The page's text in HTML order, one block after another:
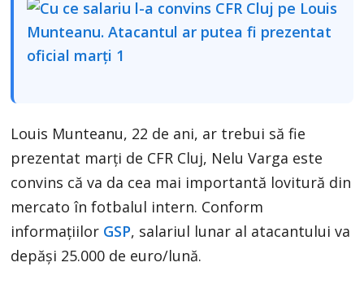
Louis Munteanu, 22 de ani, ar trebui să fie
prezentat marți de CFR Cluj, Nelu Varga este
convins că va da cea mai importantă lovitură din
mercato în fotbalul intern. Conform
informațiilor GSP, salariul lunar al atacantului va
depăși 25.000 de euro/lună.